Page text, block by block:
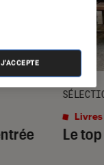
Le
Livres
J'ACCEPTE